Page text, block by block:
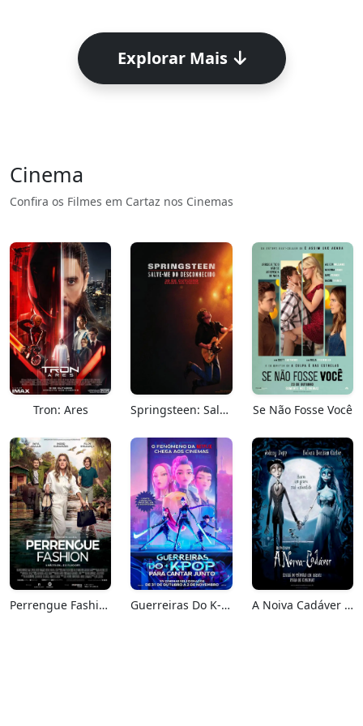
Explorar Mais
Cinema
Confira os Filmes em Cartaz nos Cinemas
Tron: Ares Springsteen: Salve-me Do Desconhecido Se Não Fosse Você
Perrengue Fashion Guerreiras Do K-Pop: Para Cantar Junto A Noiva Cadáver (Relançamento)